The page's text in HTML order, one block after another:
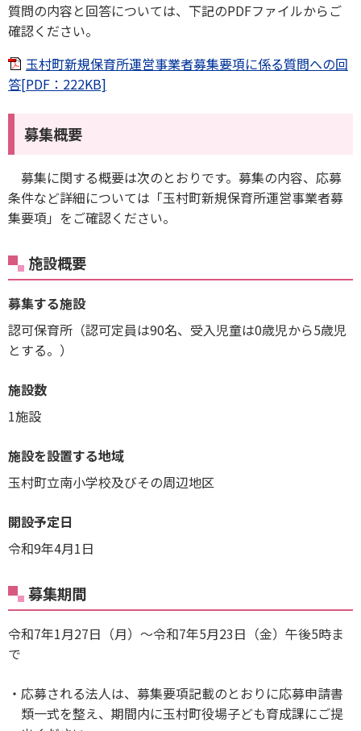
質問の内容と回答については、下記のPDFファイルからご
確認ください。
玉村町新規保育所運営事業者募集要項に係る質問への回
答[PDF：222KB]
募集概要
募集に関する概要は次のとおりです。募集の内容、応募
条件など詳細については「玉村町新規保育所運営事業者募
集要項」をご確認ください。
施設概要
募集する施設
認可保育所（認可定員は90名、受入児童は0歳児から5歳児
とする。）
施設数
1施設
施設を設置する地域
玉村町立南小学校及びその周辺地区
開設予定日
令和9年4月1日
募集期間
令和7年1月27日（月）〜令和7年5月23日（金）午後5時ま
で
応募される法人は、募集要項記載のとおりに応募申請書
類一式を整え、期間内に玉村町役場子ども育成課にご提